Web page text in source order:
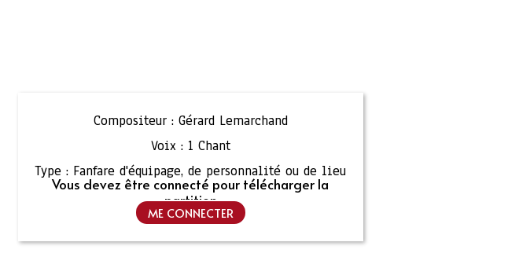
Compositeur : Gérard Lemarchand
Voix : 1 Chant
Type : Fanfare d'équipage, de personnalité ou de lieu
Vous devez être connecté pour télécharger la
partition
ME CONNECTER